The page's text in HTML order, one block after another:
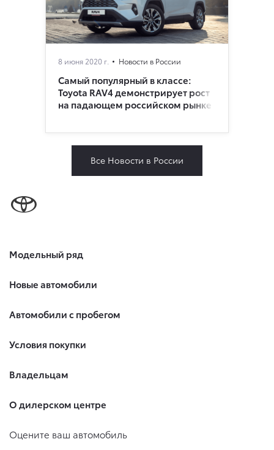
8 июня 2020 г. Новости в России
Самый популярный в классе:
Toyota RAV4 демонстрирует рост
на падающем российском рынке
Все Новости в России
Модельный ряд
Новые автомобили
Автомобили с пробегом
Условия покупки
Владельцам
О дилерском центре
Оцените ваш автомобиль